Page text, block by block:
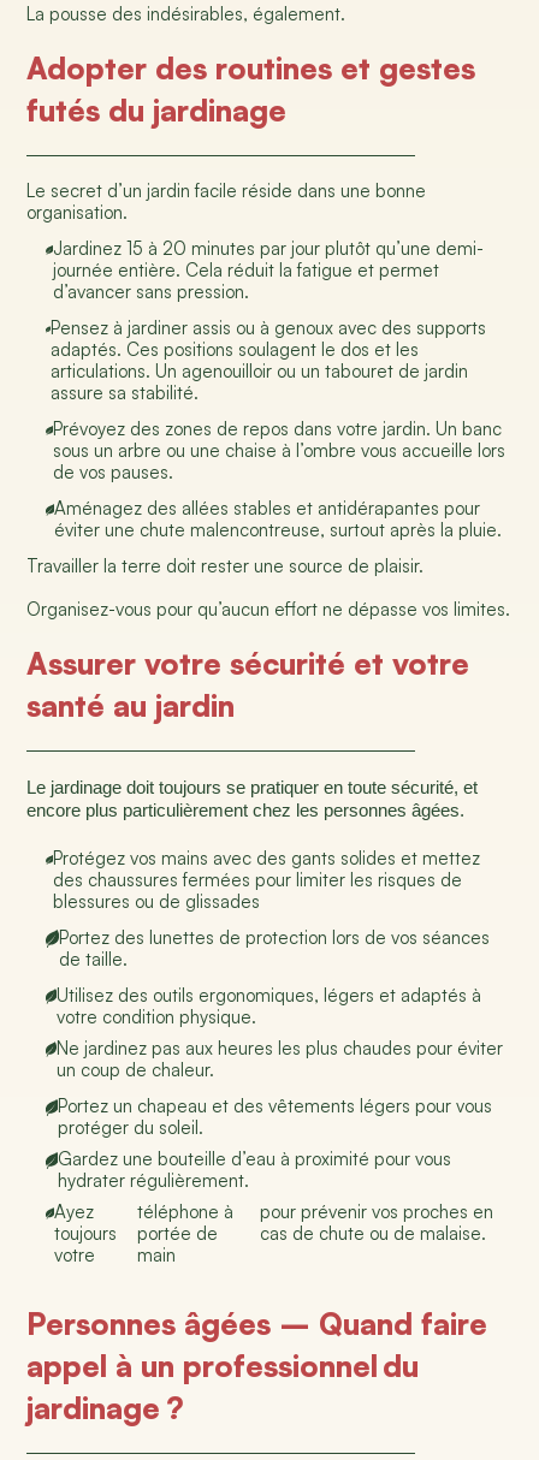
La pousse des indésirables, également.
Adopter des routines et gestes
futés du jardinage
Le secret d’un jardin facile réside dans une bonne
organisation.
Jardinez 15 à 20 minutes par jour plutôt qu’une demi-
journée entière. Cela réduit la fatigue et permet
d’avancer sans pression.
Pensez à jardiner assis ou à genoux avec des supports
adaptés. Ces positions soulagent le dos et les
articulations. Un agenouilloir ou un tabouret de jardin
assure sa stabilité.
Prévoyez des zones de repos dans votre jardin. Un banc
sous un arbre ou une chaise à l’ombre vous accueille lors
de vos pauses.
Aménagez des allées stables et antidérapantes pour
éviter une chute malencontreuse, surtout après la pluie.
Travailler la terre doit rester une source de plaisir.
Organisez-vous pour qu’aucun effort ne dépasse vos limites.
Assurer votre sécurité et votre
santé au jardin
Le jardinage doit toujours se pratiquer en toute sécurité, et
encore plus particulièrement chez les personnes âgées.
Protégez vos mains avec des gants solides et mettez
des chaussures fermées pour limiter les risques de
blessures ou de glissades
Portez des lunettes de protection lors de vos séances
de taille.
Utilisez des outils ergonomiques, légers et adaptés à
votre condition physique.
Ne jardinez pas aux heures les plus chaudes pour éviter
un coup de chaleur.
Portez un chapeau et des vêtements légers pour vous
protéger du soleil.
Gardez une bouteille d’eau à proximité pour vous
hydrater régulièrement.
Ayez
toujours
votre
téléphone à
portée de
main
pour prévenir vos proches en
cas de chute ou de malaise.
Personnes âgées – Quand faire
appel à un professionnel du
jardinage ?